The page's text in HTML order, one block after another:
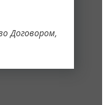
Договором,